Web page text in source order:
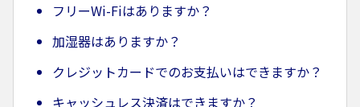
フリーWi-Fiはありますか？
加湿器はありますか？
クレジットカードでのお支払いはできますか？
キャッシュレス決済はできますか？